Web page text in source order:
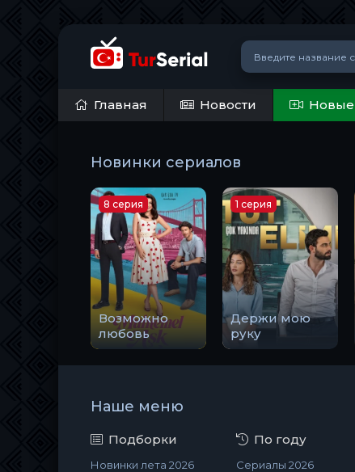
Главная Новости
Новинки сериалов
Возможно
любовь
8 серия
Держи мою
руку
1 серия
Наше меню
Подборки
Новинки лета 2026
По году
Сериалы 2026